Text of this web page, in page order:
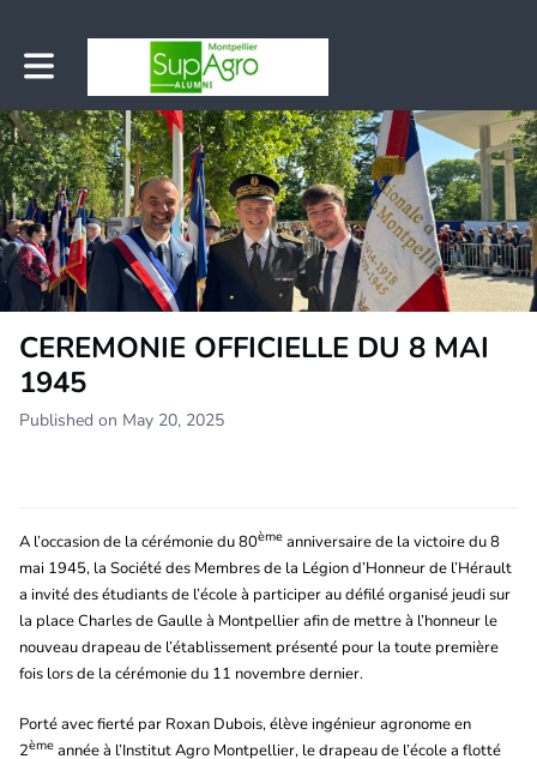
Toggle main navigation
CEREMONIE OFFICIELLE DU 8 MAI
1945
Published on May 20, 2025
A l’occasion de la cérémonie du 80ème anniversaire de la victoire du 8
mai 1945, la Société des Membres de la Légion d’Honneur de l’Hérault
a invité des étudiants de l’école à participer au défilé organisé jeudi sur
la place Charles de Gaulle à Montpellier afin de mettre à l’honneur le
nouveau drapeau de l’établissement présenté pour la toute première
fois lors de la cérémonie du 11 novembre dernier.
Porté avec fierté par Roxan Dubois, élève ingénieur agronome en
2ème année à l’Institut Agro Montpellier, le drapeau de l’école a flotté